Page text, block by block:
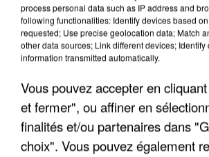
Une touriste de l’Oise emportée
boue en Haute-Savoie
Son corps a été retrouvé à cinq
process personal data such as IP address and
following functionalities: Identify devices based
requested; Use precise geolocation data; Match
other data sources; Link different devices;
information transmitted automatically.
Vous pouvez accepter en
et fermer", ou affiner en
finalités et/ou partenaires dans
choix". Vous pouvez également